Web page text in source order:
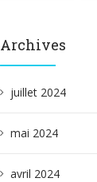
Archives
juillet 2024
mai 2024
avril 2024